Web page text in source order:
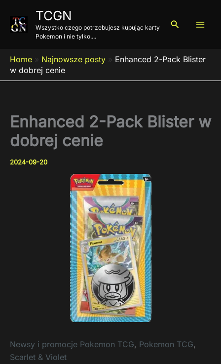
treści
TCGN
Wszystko czego potrzebujesz kupując karty
Pokemon i nie tylko....
Szukaj
Home » Najnowsze posty » Enhanced 2-Pack Blister
w dobrej cenie
Enhanced 2-Pack Blister w
dobrej cenie
2024-09-20
Newsy i promocje Pokemon TCG, Pokemon TCG,
Scarlet & Violet